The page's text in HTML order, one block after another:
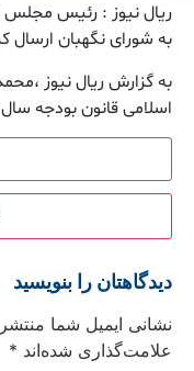
به شورای نگهبان ارسال
به گزارش ریال نیوز
اسلامی قانون بودجه سال ۱۴۰۴ را به شورای نگهبان ارسال کرد.
دیدگاهتان را بنویسید
نشانی ایمیل شما
علامت‌گذاری شده‌اند *